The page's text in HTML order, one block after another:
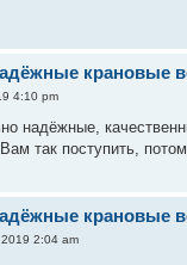
крановые
4:10 pm
надёжные,
так поступить,
крановые
2:04 am